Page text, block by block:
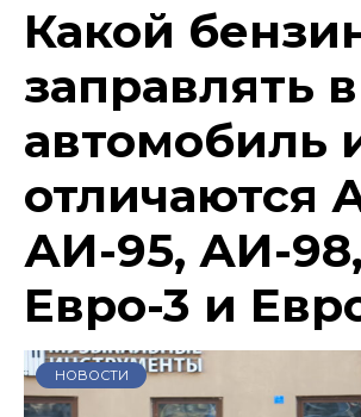
Какой
заправлять в
автомобиль
отличаются
АИ-95, АИ-98,
Евро-3 и
НОВОСТИ